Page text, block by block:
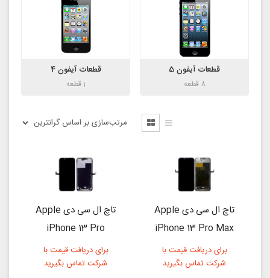
قطعات آیفون 5
8 قطعه
قطعات آیفون 4
1 قطعه
تاچ ال سی دی Apple
iPhone 13 Pro Max
برای دریافت قیمت با
شرکت تماس بگیرید
تاچ ال سی دی Apple
iPhone 13 Pro
برای دریافت قیمت با
شرکت تماس بگیرید